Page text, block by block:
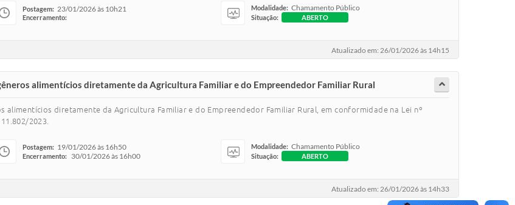
Postagem: 23/01/2026 às 10h21
Encerramento:
Modalidade: Chamamento Público
Situação: ABERTO
Atualizado em: 26/01/2026 às 14h15
alimentícios diretamente da Agricultura Familiar e do Empreendedor Familiar Rural
alimentícios diretamente da Agricultura Familiar e do Empreendedor Familiar Rural, em conformidade na Lei nº
2023.
Postagem: 19/01/2026 às 16h50
Encerramento: 30/01/2026 às 16h00
Modalidade: Chamamento Público
Situação: ABERTO
Atualizado em: 26/01/2026 às 14h33